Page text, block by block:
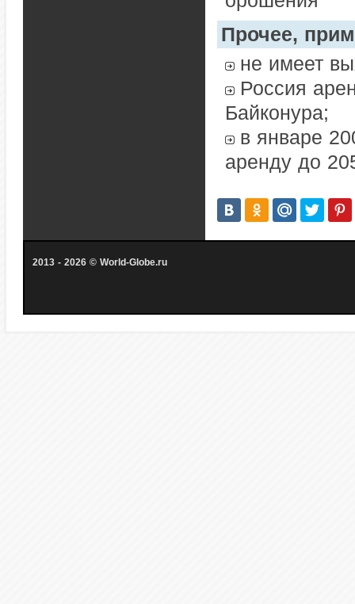
Прочее,
не имеет
Россия
Байконура;
в январе
аренду до
2013 - 2026 © World-Globe.ru